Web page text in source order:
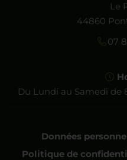
Données
Politique de
Le
44860
07
Du Lundi au Samedi de